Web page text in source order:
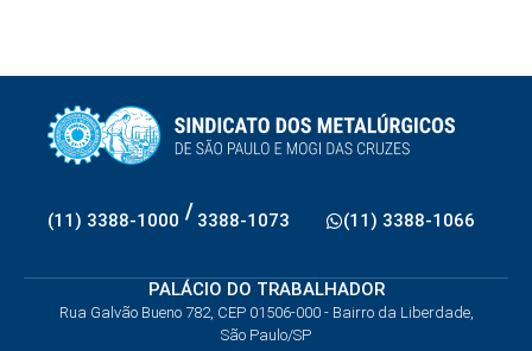
(11) 3388-1000 / 3388-1073 (11) 3388-1066
PALÁCIO DO TRABALHADOR
Rua Galvão Bueno 782, CEP 01506-000 - Bairro da Liberdade,
São Paulo/SP